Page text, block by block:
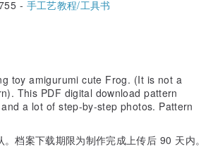
- 手工艺教程/工具书
toy amigurumi cute Frog. (It is not a
This PDF digital download pattern
a lot of step-by-step photos. Pattern
档案下载期限为制作完成上传后 90 天内。